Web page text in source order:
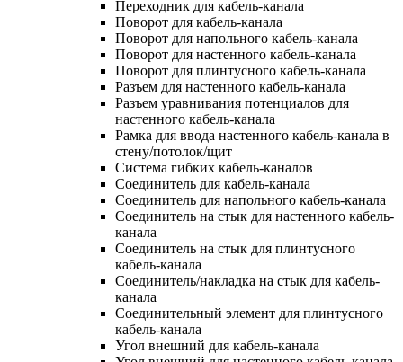
Переходник для кабель-канала
Поворот для кабель-канала
Поворот для напольного кабель-канала
Поворот для настенного кабель-канала
Поворот для плинтусного кабель-канала
Разъем для настенного кабель-канала
Разъем уравнивания потенциалов для
настенного кабель-канала
Рамка для ввода настенного кабель-канала в
стену/потолок/щит
Система гибких кабель-каналов
Соединитель для кабель-канала
Соединитель для напольного кабель-канала
Соединитель на стык для настенного кабель-
канала
Соединитель на стык для плинтусного
кабель-канала
Соединитель/накладка на стык для кабель-
канала
Соединительный элемент для плинтусного
кабель-канала
Угол внешний для кабель-канала